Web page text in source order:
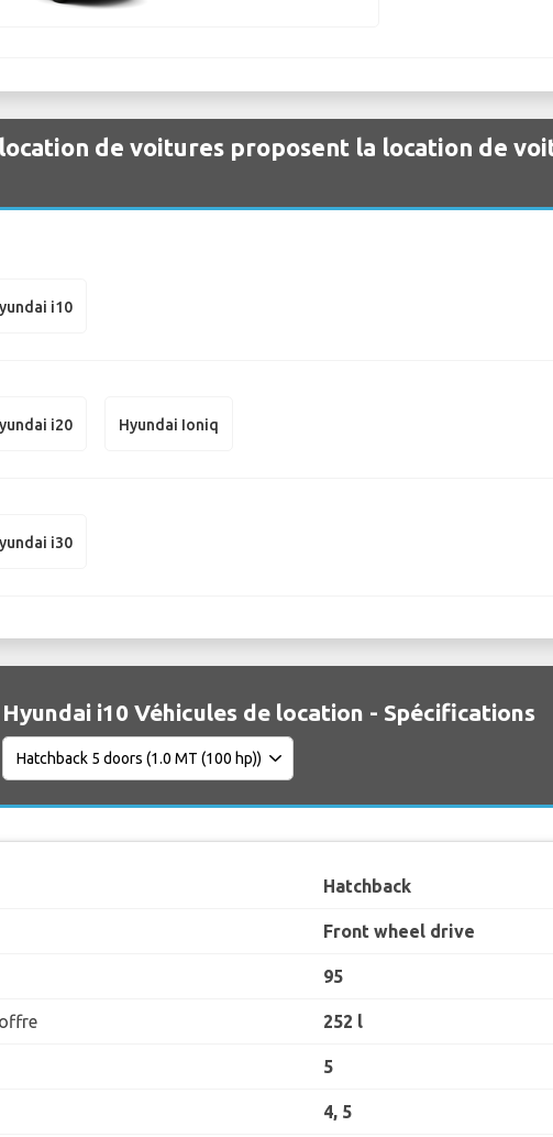
de voitures proposent la location de
i10
i20 Hyundai Ioniq
i30
Hyundai i10 Véhicules de location - Spécifications
Hatchback
Front wheel drive
95
252 l
5
4, 5